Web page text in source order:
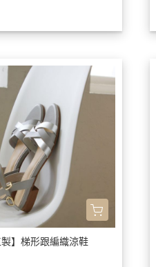
製】梯形跟編織涼鞋